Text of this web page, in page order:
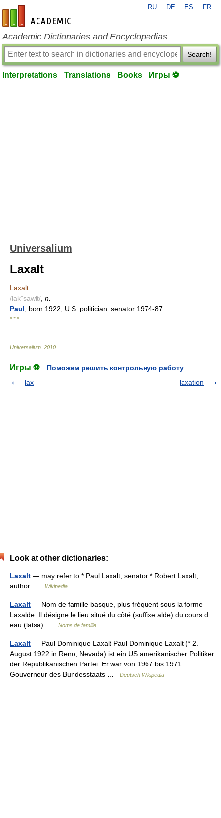
en-academic.com
RU DE ES FR
Academic Dictionaries and Encyclopedias
Search!
Interpretations Translations Books Игры ⚽
Universalium
Laxalt
Laxalt
/lak"sawlt/ n.
Paul , born 1922, U.S. politician: senator 1974-87.
* * *
Universalium 2010
Игры ⚽
Поможем решить контрольную работу
lax
laxation
Look at other dictionaries:
Laxalt — may refer to:* Paul Laxalt, senator * Robert Laxalt,
author …
Wikipedia
Laxalt — Nom de famille basque, plus fréquent sous la forme
Laxalde. Il désigne le lieu situé du côté (suffixe alde) du cours d
eau (latsa) …
Noms de famille
Laxalt — Paul Dominique Laxalt Paul Dominique Laxalt (* 2.
August 1922 in Reno, Nevada) ist ein US amerikanischer Politiker
der Republikanischen Partei. Er war von 1967 bis 1971
Gouverneur des Bundesstaats …
Deutsch Wikipedia